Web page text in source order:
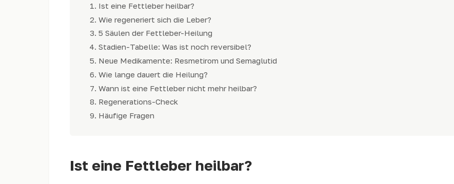
Ist eine Fettleber heilbar?
Wie regeneriert sich die Leber?
5 Säulen der Fettleber-Heilung
Stadien-Tabelle: Was ist noch reversibel?
Neue Medikamente: Resmetirom und Semaglutid
Wie lange dauert die Heilung?
Wann ist eine Fettleber nicht mehr heilbar?
Regenerations-Check
Häufige Fragen
Ist eine Fettleber heilbar?